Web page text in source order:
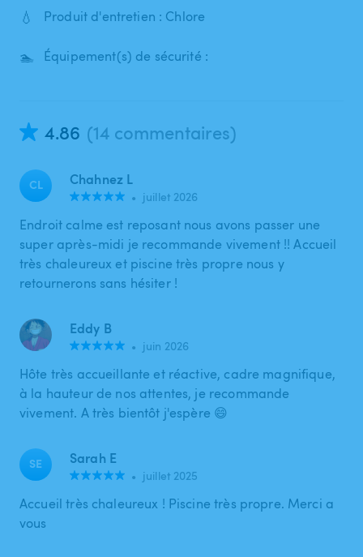
💧 Produit d'entretien : Chlore
🏊 Équipement(s) de sécurité :
4.86 (14 commentaires)
CL Chahnez L
• juillet 2026
Endroit calme est reposant nous avons passer une
super après-midi je recommande vivement !! Accueil
très chaleureux et piscine très propre nous y
retournerons sans hésiter !
Eddy B
• juin 2026
Hôte très accueillante et réactive, cadre magnifique,
à la hauteur de nos attentes, je recommande
vivement. A très bientôt j'espère 😄
SE Sarah E
• juillet 2025
Accueil très chaleureux ! Piscine très propre. Merci a
vous